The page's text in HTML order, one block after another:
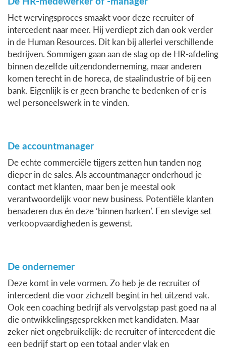
Het wervingsproces smaakt voor deze recruiter of
intercedent naar meer. Hij verdiept zich dan ook verder
in de Human Resources. Dit kan bij allerlei verschillende
bedrijven. Sommigen gaan aan de slag op de HR-afdeling
binnen dezelfde uitzendonderneming, maar anderen
komen terecht in de horeca, de staalindustrie of bij een
bank. Eigenlijk is er geen branche te bedenken of er is
wel personeelswerk in te vinden.
De accountmanager
De echte commerciële tijgers zetten hun tanden nog
dieper in de sales. Als accountmanager onderhoud je
contact met klanten, maar ben je meestal ook
verantwoordelijk voor new business. Potentiële klanten
benaderen dus én deze ‘binnen harken’. Een stevige set
verkoopvaardigheden is gewenst.
De ondernemer
Deze komt in vele vormen. Zo heb je de recruiter of
intercedent die voor zichzelf begint in het uitzend vak.
Ook een coaching bedrijf als vervolgstap past goed na al
die ontwikkelingsgesprekken met kandidaten. Maar
zeker niet ongebruikelijk: de recruiter of intercedent die
een bedrijf start op een totaal ander vlak en